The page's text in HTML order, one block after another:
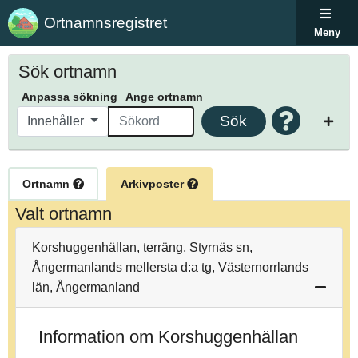
Ortnamnsregistret
Meny
Sök ortnamn
Anpassa sökning Ange ortnamn
Innehåller Sök
Ortnamn Arkivposter
Valt ortnamn
Korshuggenhällan, terräng, Styrnäs sn,
Ångermanlands mellersta d:a tg, Västernorrlands
län, Ångermanland
Information om Korshuggenhällan